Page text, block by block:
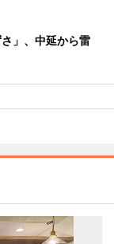
」、中延から雷